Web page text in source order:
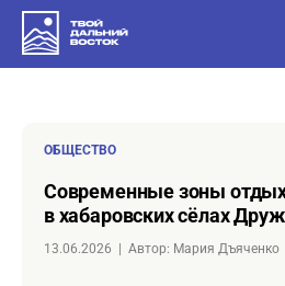
ОБЩЕСТВО
Современные зоны отдыха появятся
в хабаровских сёлах
13.06.2026 Автор: Мария Дъяченко